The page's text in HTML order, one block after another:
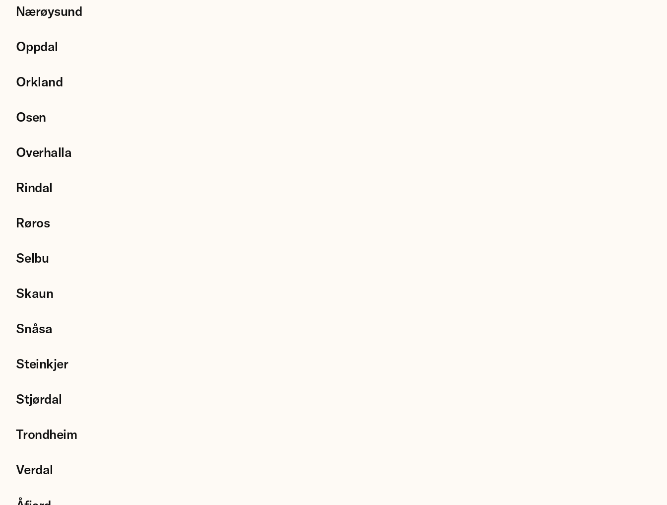
Nærøysund
Oppdal
Orkland
Osen
Overhalla
Rindal
Røros
Selbu
Skaun
Snåsa
Steinkjer
Stjørdal
Trondheim
Verdal